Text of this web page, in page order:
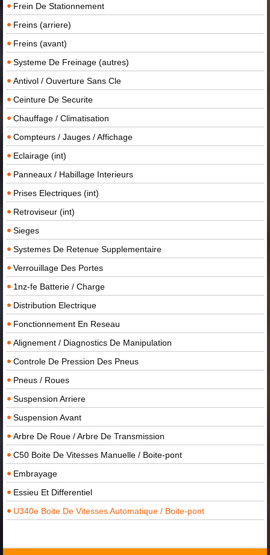
Frein De Stationnement
Freins (arriere)
Freins (avant)
Systeme De Freinage (autres)
Antivol / Ouverture Sans Cle
Ceinture De Securite
Chauffage / Climatisation
Compteurs / Jauges / Affichage
Eclairage (int)
Panneaux / Habillage Interieurs
Prises Electriques (int)
Retroviseur (int)
Sieges
Systemes De Retenue Supplementaire
Verrouillage Des Portes
1nz-fe Batterie / Charge
Distribution Electrique
Fonctionnement En Reseau
Alignement / Diagnostics De Manipulation
Controle De Pression Des Pneus
Pneus / Roues
Suspension Arriere
Suspension Avant
Arbre De Roue / Arbre De Transmission
C50 Boite De Vitesses Manuelle / Boite-pont
Embrayage
Essieu Et Differentiel
U340e Boite De Vitesses Automatique / Boite-pont